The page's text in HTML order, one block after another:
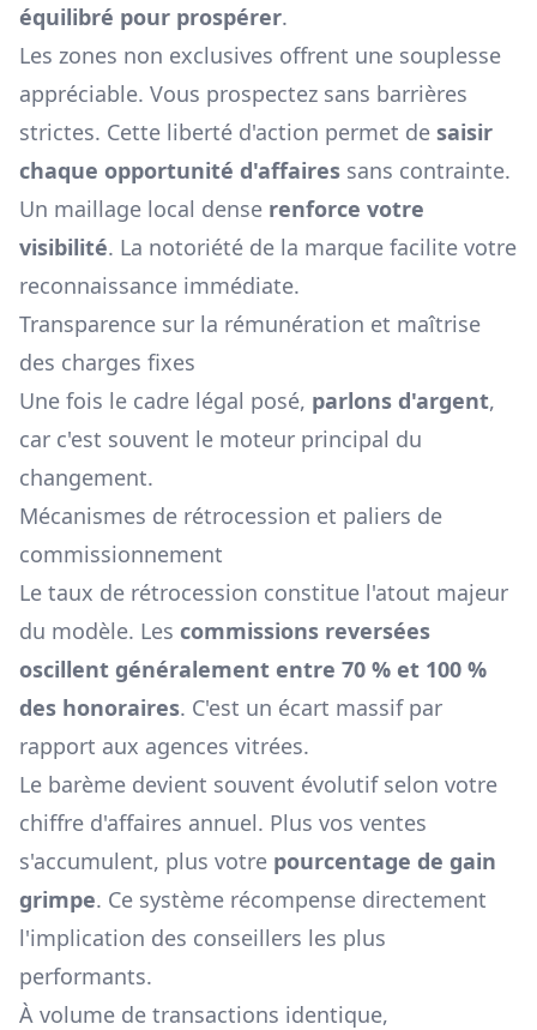
équilibré pour prospérer.
Les zones non exclusives offrent une souplesse
appréciable. Vous prospectez sans barrières
strictes. Cette liberté d'action permet de saisir
chaque opportunité d'affaires sans contrainte.
Un maillage local dense renforce votre
visibilité. La notoriété de la marque facilite votre
reconnaissance immédiate.
Transparence sur la rémunération et maîtrise
des charges fixes
Une fois le cadre légal posé, parlons d'argent,
car c'est souvent le moteur principal du
changement.
Mécanismes de rétrocession et paliers de
commissionnement
Le taux de rétrocession constitue l'atout majeur
du modèle. Les commissions reversées
oscillent généralement entre 70 % et 100 %
des honoraires. C'est un écart massif par
rapport aux agences vitrées.
Le barème devient souvent évolutif selon votre
chiffre d'affaires annuel. Plus vos ventes
s'accumulent, plus votre pourcentage de gain
grimpe. Ce système récompense directement
l'implication des conseillers les plus
performants.
À volume de transactions identique,